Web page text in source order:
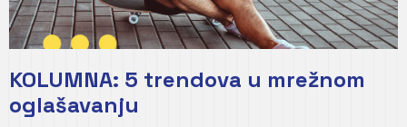
KOLUMNA: 5 trendova u mrežnom
oglašavanju